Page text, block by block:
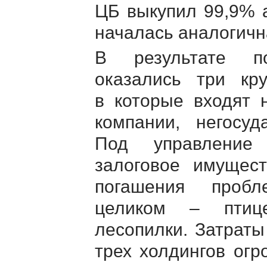
ЦБ выкупил 99,9%
началась
В результате
оказались три
в которые входят
компании,
Под
залоговое
погашения
целиком –
лесопилки.
трех холдингов